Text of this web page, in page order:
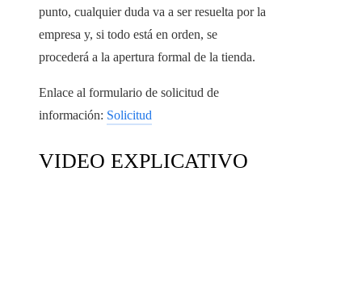
punto, cualquier duda va a ser resuelta por la
empresa y, si todo está en orden, se
procederá a la apertura formal de la tienda.
Enlace al formulario de solicitud de
información: Solicitud
VIDEO EXPLICATIVO